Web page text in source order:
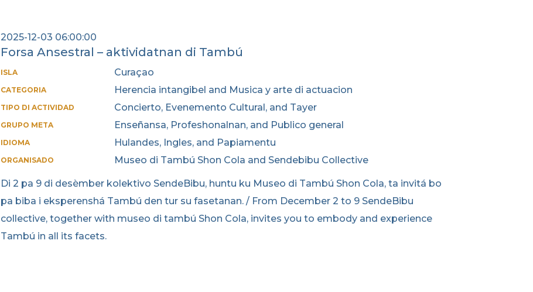
2025-12-03 06:00:00
Forsa Ansestral – aktividatnan di Tambú
ISLA Curaçao
CATEGORIA Herencia intangibel and Musica y arte di actuacion
TIPO DI ACTIVIDAD Concierto, Evenemento Cultural, and Tayer
GRUPO META Enseñansa, Profeshonalnan, and Publico general
IDIOMA Hulandes, Ingles, and Papiamentu
ORGANISADO Museo di Tambú Shon Cola and Sendebibu Collective
Di 2 pa 9 di desèmber kolektivo SendeBibu, huntu ku Museo di Tambú Shon Cola, ta invitá bo
pa biba i eksperenshá Tambú den tur su fasetanan. / From December 2 to 9 SendeBibu
collective, together with museo di tambú Shon Cola, invites you to embody and experience
Tambú in all its facets.